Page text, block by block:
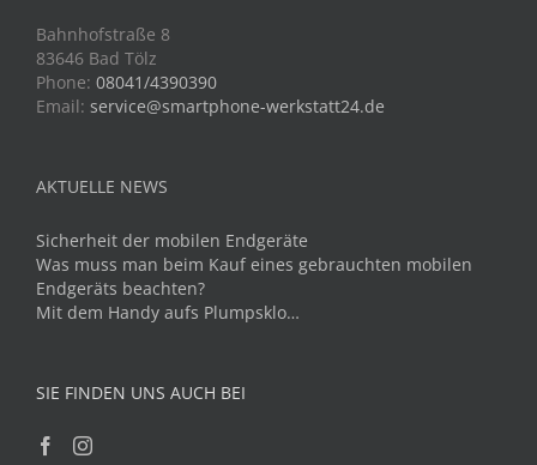
Bahnhofstraße 8
83646 Bad Tölz
Phone: 08041/4390390
Email: service@smartphone-werkstatt24.de
AKTUELLE NEWS
Sicherheit der mobilen Endgeräte
Was muss man beim Kauf eines gebrauchten mobilen
Endgeräts beachten?
Mit dem Handy aufs Plumpsklo…
SIE FINDEN UNS AUCH BEI